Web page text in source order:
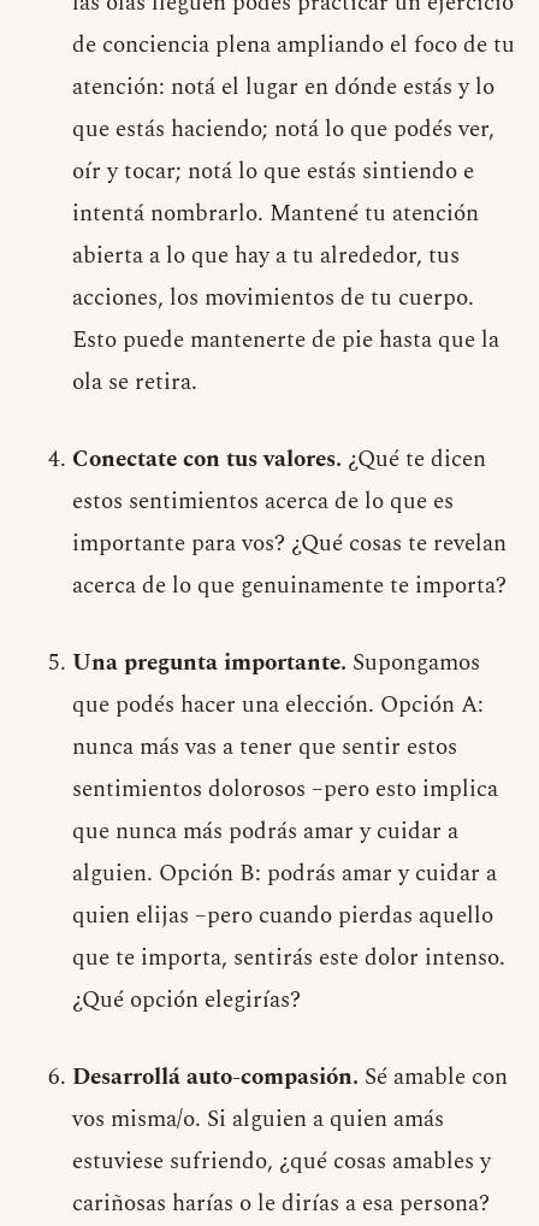
de conciencia plena ampliando el foco de tu
atención: notá el lugar en dónde estás y lo
que estás haciendo; notá lo que podés ver,
oír y tocar; notá lo que estás sintiendo e
intentá nombrarlo. Mantené tu atención
abierta a lo que hay a tu alrededor, tus
acciones, los movimientos de tu cuerpo.
Esto puede mantenerte de pie hasta que la
ola se retira.
Conectate con tus valores. ¿Qué te dicen
estos sentimientos acerca de lo que es
importante para vos? ¿Qué cosas te revelan
acerca de lo que genuinamente te importa?
Una pregunta importante. Supongamos
que podés hacer una elección. Opción A:
nunca más vas a tener que sentir estos
sentimientos dolorosos –pero esto implica
que nunca más podrás amar y cuidar a
alguien. Opción B: podrás amar y cuidar a
quien elijas –pero cuando pierdas aquello
que te importa, sentirás este dolor intenso.
¿Qué opción elegirías?
Desarrollá auto-compasión. Sé amable con
vos misma/o. Si alguien a quien amás
estuviese sufriendo, ¿qué cosas amables y
cariñosas harías o le dirías a esa persona?